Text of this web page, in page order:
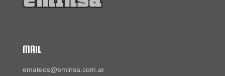
MAIL
emateos@eminsa.com.ar